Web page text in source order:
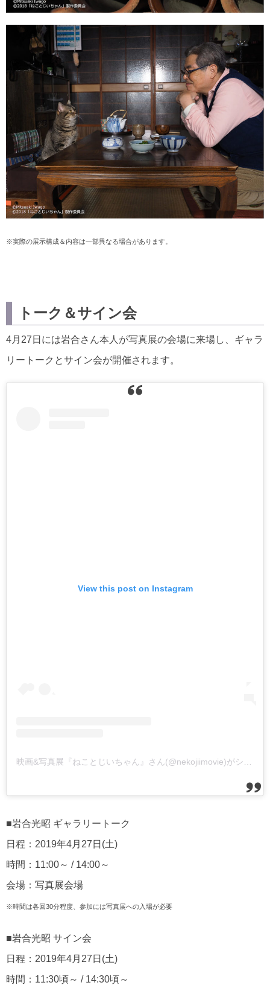
※実際の展示構成＆内容は一部異なる場合があります。
トーク＆サイン会
4月27日には岩合さん本人が写真展の会場に来場し、ギャラ
リートークとサイン会が開催されます。
View this post on Instagram
■岩合光昭 ギャラリートーク
日程：2019年4月27日(土)
時間：11:00～ / 14:00～
会場：写真展会場
※時間は各回30分程度、参加には写真展への入場が必要
■岩合光昭 サイン会
日程：2019年4月27日(土)
時間：11:30頃～ / 14:30頃～